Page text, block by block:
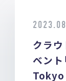
クラ
ベン
Tokyo